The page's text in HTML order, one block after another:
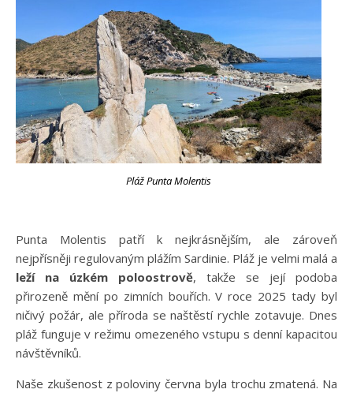
Pláž Punta Molentis
Punta Molentis patří k nejkrásnějším, ale zároveň
nejpřísněji regulovaným plážím Sardinie. Pláž je velmi malá a
leží na úzkém poloostrově, takže se její podoba
přirozeně mění po zimních bouřích. V roce 2025 tady byl
ničivý požár, ale příroda se naštěstí rychle zotavuje. Dnes
pláž funguje v režimu omezeného vstupu s denní kapacitou
návštěvníků.
Naše zkušenost z poloviny června byla trochu zmatená. Na